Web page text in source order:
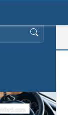
البحث عن: